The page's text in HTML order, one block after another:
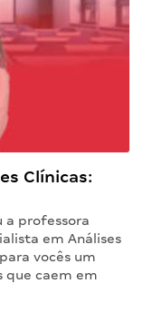
Clínicas:
a professora
em Análises
vocês um
que caem em